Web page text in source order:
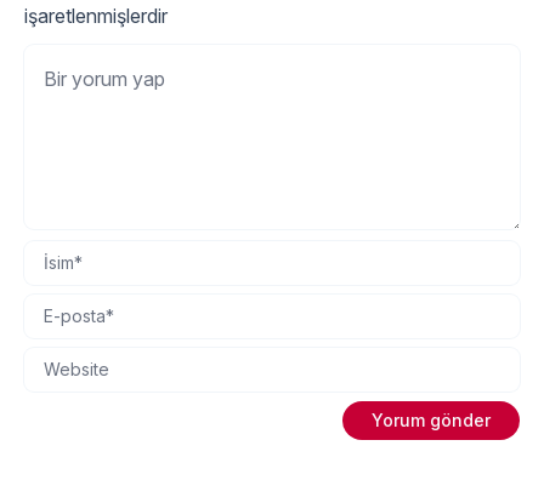
işaretlenmişlerdir